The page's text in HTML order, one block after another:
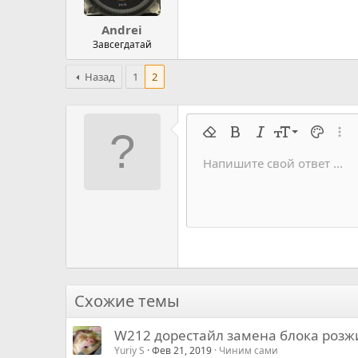
Andrei
Завсегдатай
Назад 1 2
Удалить форматирование
ЖирныйКурсивРазмер шрифта
9
10
18
Цвет
Семейство шрифтов
Arial
Times New Roman
Verdana
Перечёркнутый
Подчеркивание
Код в строку
Вставить горизонтальную
Спойлер
Код Запрет
Напишите свой ответ ...
Схожие темы
W212 дорестайл замена блока
Yuriy S Фев 21, 2019 Чиним сами